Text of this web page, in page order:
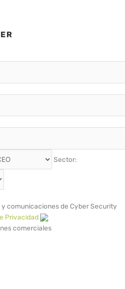
Sector:
comunicaciones de Cyber Security
Privacidad
comerciales